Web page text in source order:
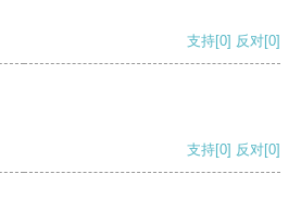
支持[0] 反对[0]
支持[0] 反对[0]